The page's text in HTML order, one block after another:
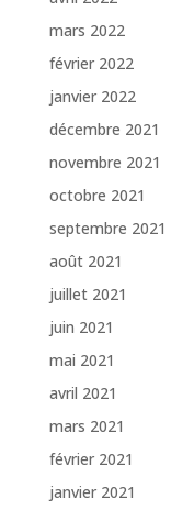
mars 2022
février 2022
janvier 2022
décembre 2021
novembre 2021
octobre 2021
septembre 2021
août 2021
juillet 2021
juin 2021
mai 2021
avril 2021
mars 2021
février 2021
janvier 2021